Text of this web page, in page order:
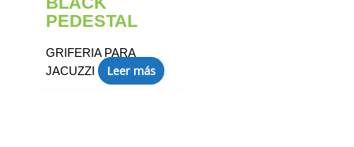
PEDESTAL
GRIFERIA PARA
JACUZZI
Leer más